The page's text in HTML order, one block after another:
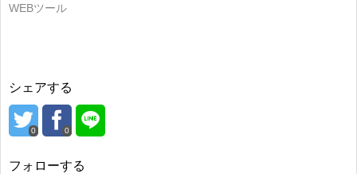
WEBツール
シェアする
0 0
フォローする